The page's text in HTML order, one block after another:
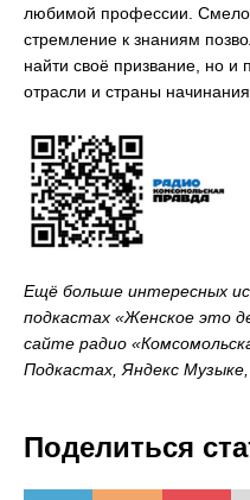
любимой профессии.
стремление к знаниям
найти своё призвание, но и
отрасли и страны
Ещё больше интересных
подкастах «Женское это
сайте радио
Подкастах, Яндекс
Поделиться